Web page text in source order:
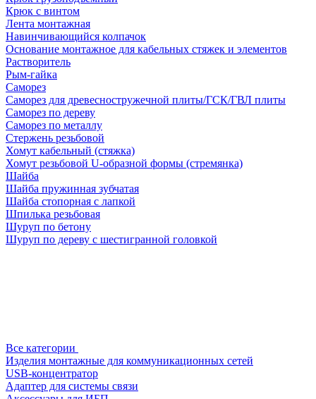
Крюк с винтом
Лента монтажная
Навинчивающийся колпачок
Основание монтажное для кабельных стяжек и элементов
Растворитель
Рым-гайка
Саморез
Саморез для древесностружечной плиты/ГСК/ГВЛ плиты
Саморез по дереву
Саморез по металлу
Стержень резьбовой
Хомут кабельный (стяжка)
Хомут резьбовой U-образной формы (стремянка)
Шайба
Шайба пружинная зубчатая
Шайба стопорная с лапкой
Шпилька резьбовая
Шуруп по бетону
Шуруп по дереву с шестигранной головкой
Все категории
Изделия монтажные для коммуникационных сетей
USB-концентратор
Адаптер для системы связи